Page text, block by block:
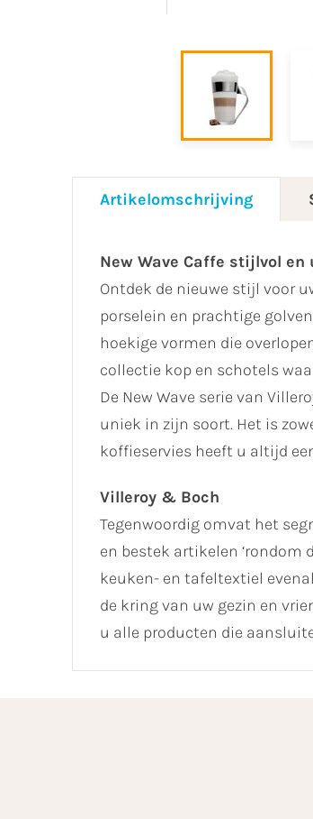
Artikelomschrijving
New Wave Caffe stijlvol en
Ontdek de nieuwe stijl voor
porselein en prachtige
hoekige vormen die
collectie kop en schotels
De New Wave serie van
uniek in zijn soort. Het is
koffieservies heeft u altijd
Villeroy & Boch
Tegenwoordig omvat het
en bestek artikelen ‘rondom
keuken- en tafeltextiel
de kring van uw gezin en
u alle producten die